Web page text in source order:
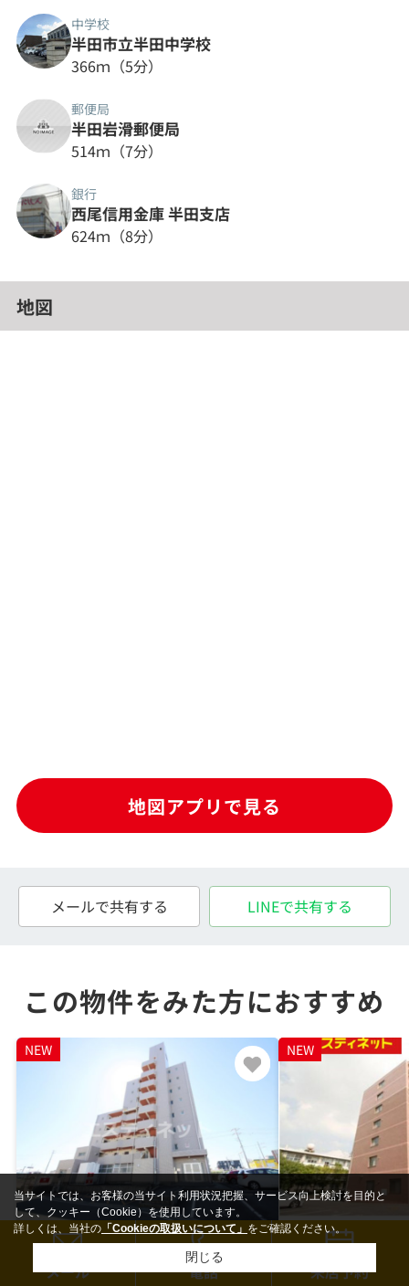
中学校
半田市立半田中学校
366ｍ（5分）
郵便局
半田岩滑郵便局
514ｍ（7分）
銀行
西尾信用金庫 半田支店
624ｍ（8分）
地図
地図アプリで見る
メールで共有する LINEで共有する
この物件をみた方におすすめ
NEW
半田市有楽町２丁目
NEW
半田市雁宿町３
メール 電話 来店予約
当サイトでは、お客様の当サイト利用状況把握、サービス向上検討を目的と
して、クッキー（Cookie）を使用しています。
詳しくは、当社の 「Cookieの取扱いについて」 をご確認ください。
閉じる